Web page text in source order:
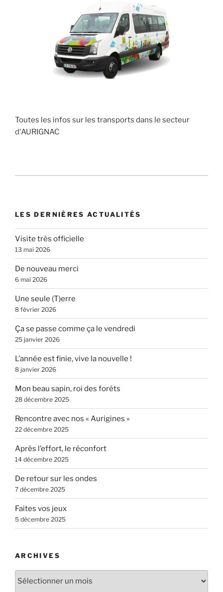
Toutes les infos sur les transports dans le secteur
d'AURIGNAC
LES DERNIÈRES ACTUALITÉS
Visite très officielle
13 mai 2026
De nouveau merci
6 mai 2026
Une seule (T)erre
8 février 2026
Ça se passe comme ça le vendredi
25 janvier 2026
L’année est finie, vive la nouvelle !
8 janvier 2026
Mon beau sapin, roi des forêts
28 décembre 2025
Rencontre avec nos « Aurigines »
22 décembre 2025
Après l’effort, le réconfort
14 décembre 2025
De retour sur les ondes
7 décembre 2025
Faites vos jeux
5 décembre 2025
ARCHIVES